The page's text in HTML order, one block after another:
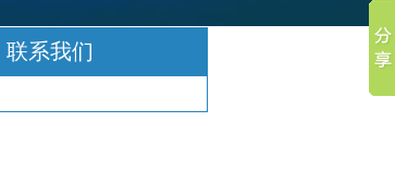
联系我们